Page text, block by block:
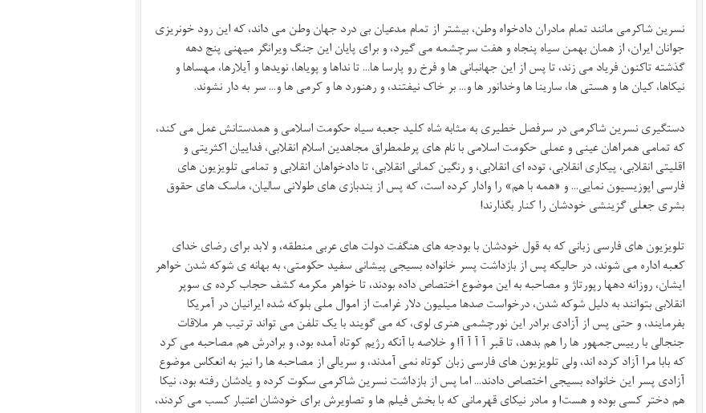
نسرین شاکرمی مانند تمام مادران دادخواه وطن، بیشتر از تمام مدعیان بی درد جهان وطن می داند، که این رود خونریزی
جوانان ایران، از همان بهمن سیاه پنجاه و هفت سرچشمه می گیرد، و برای پایان این جنگ ویرانگر میهنی پنج دهه
گذشته تاکنون فریاد می زند، تا پس از این جهانبانی ها و فرخ رو پارسا ها… تا نداها و پویاها، نویدها و آیلارها، مهساها و
نیکاها، کیان ها و هستی ها، سارینا ها وخدانور ها و… بر خاک نیفتند، و رهنورد ها و کرمی ها و… سر به دار نشوند.
دستگیری نسرین شاکرمی در سرفصل خطیری به مثابه شاه کلید جعبه سیاه حکومت اسلامی و همدستانش عمل می کند،
که تمامی همراهان عینی و عملی حکومت اسلامی با نام های پرطمطراق مجاهدین اسلام انقلابی، فداییان اکثریتی و
اقلیتی انقلابی، پیکاری انقلابی، توده ای انقلابی، و رنگین کمانی انقلابی، تا دادخواهان انقلابی و تمامی تلویزیون های
فارسی اپوزیسیون نمایی… و «همه با هم» را وادار کرده است، که پس از بندبازی های طولانی سالیان، ماسک های حقوق
بشری جعلی گزینشی خودشان را کنار بگذارند!
تلویزیون های فارسی زبانی که به قول خودشان با بودجه های هنگفت دولت های عربی منطقه، و لابد برای رضای خدای
کعبه اداره می شوند، در حالیکه پس از بازداشت پسر خانواده بسیجی پیشانی سفید حکومتی، به بهانه ی شوکه شدن خواهر
ایشان، روزانه دهها رپورتاژ و مصاحبه به این موضوع اختصاص داده بودند، تا خواهر مکرمه کشف حجاب کرده ی سوپر
انقلابی بتوانند به دلیل شوکه شدن، درخواست صدها میلیون دلار غرامت از اموال ملی بلوکه شده ایرانیان در آمریکا
بفرمایند، و حتی پس از آزادی برادر این نورچشمی هنری لوی، که می گویند با یک تلفن می تواند ترتیب هر ملاقات
جنجالی با رییس‌جمهور ها را هم بدهد، تا قبر آ آ آ آ! و خلاصه با آنکه رژیم کوتاه آمده بود، و برادرش هم مصاحبه می کرد
که بابا مرا آزاد کرده اند، ولی تلویزیون های فارسی زبان کوتاه نمی آمدند، و سریالی از مصاحبه ها را نیز به انعکاس موضوع
آزادی پسر این خانواده بسیجی اختصاص دادند… اما پس از بازداشت نسرین شاکرمی سکوت کرده و یادشان رفته بود، نیکا
هم دختر کسی بوده و هست! و مادر نیکای قهرمانی که با بخش فیلم ها و تصاویرش برای خودشان اعتبار کسب می کردند،